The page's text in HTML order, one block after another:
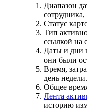
Диапазон
сотрудника,
Статус
Тип
ссылкой на
Даты и дни
они были
Время,
день недели.
Общее
Лента
историю